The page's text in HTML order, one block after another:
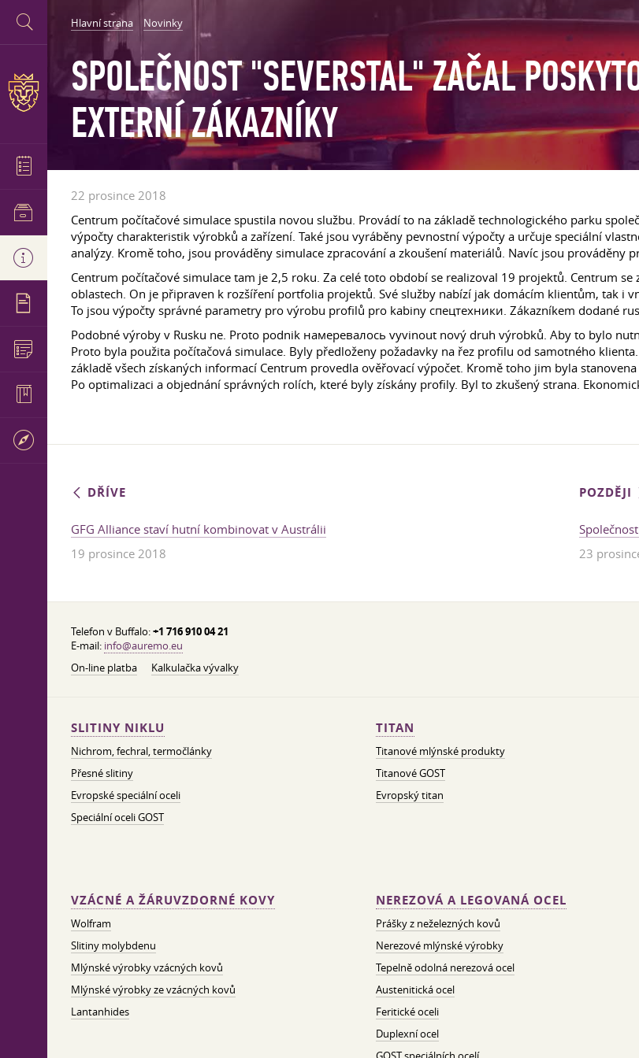
Hlavní strana Novinky
SPOLEČNOST "SEVERSTAL" ZAČAL
EXTERNÍ ZÁKAZNÍKY
22 prosince 2018
Centrum počítačové simulace spustila novou službu. Provádí to na základě technologického parku
výpočty charakteristik výrobků a zařízení. Také jsou vyráběny pevnostní výpočty a určuje speciální
analýzy. Kromě toho, jsou prováděny simulace zpracování a zkoušení materiálů. Navíc jsou prováděny
Centrum počítačové simulace tam je 2,5 roku. Za celé toto období se realizoval 19 projektů. Centrum
oblastech. On je připraven k rozšíření portfolia projektů. Své služby nabízí jak domácím klientům, tak i
To jsou výpočty správné parametry pro výrobu profilů pro kabiny спецтехники. Zákazníkem dodané
Podobné výroby v Rusku ne. Proto podnik намеревалось vyvinout nový druh výrobků. Aby to bylo
Proto byla použita počítačová simulace. Byly předloženy požadavky na řez profilu od samotného
základě všech získaných informací Centrum provedla ověřovací výpočet. Kromě toho jim byla
Po optimalizaci a objednání správných rolích, které byly získány profily. Byl to zkušený strana.
DŘÍVE
GFG Alliance staví hutní kombinovat v Austrálii
19 prosince 2018
POZDĚJI
23
Telefon v Buffalo:+1 716 910 04 21
E-mail: info@auremo.eu
On-line platba
Kalkulačka vývalky
SLITINY NIKLU
Nichrom, fechral, termočlánky
Přesné slitiny
Evropské speciální oceli
Speciální oceli GOST
TITAN
Titanové mlýnské produkty
Titanové GOST
Evropský titan
VZÁCNÉ A ŽÁRUVZDORNÉ KOVY
Wolfram
Slitiny molybdenu
Mlýnské výrobky vzácných kovů
Mlýnské výrobky ze vzácných kovů
Lantanhides
NEREZOVÁ A LEGOVANÁ OCEL
Prášky z neželezných kovů
Nerezové mlýnské výrobky
Tepelně odolná nerezová ocel
Austenitická ocel
Feritické oceli
Duplexní ocel